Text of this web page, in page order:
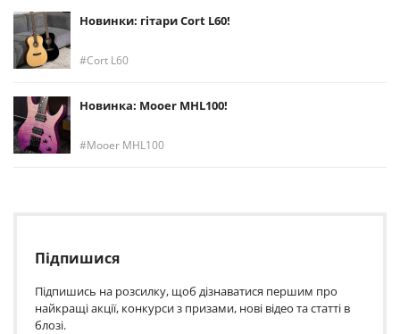
Новинки: гітари Cort L60!
Cort L60
Новинка: Mooer MHL100!
Mooer MHL100
Підпишися
Підпишись на розсилку, щоб дізнаватися першим про
найкращі акції, конкурси з призами, нові відео та статті в
блозі.